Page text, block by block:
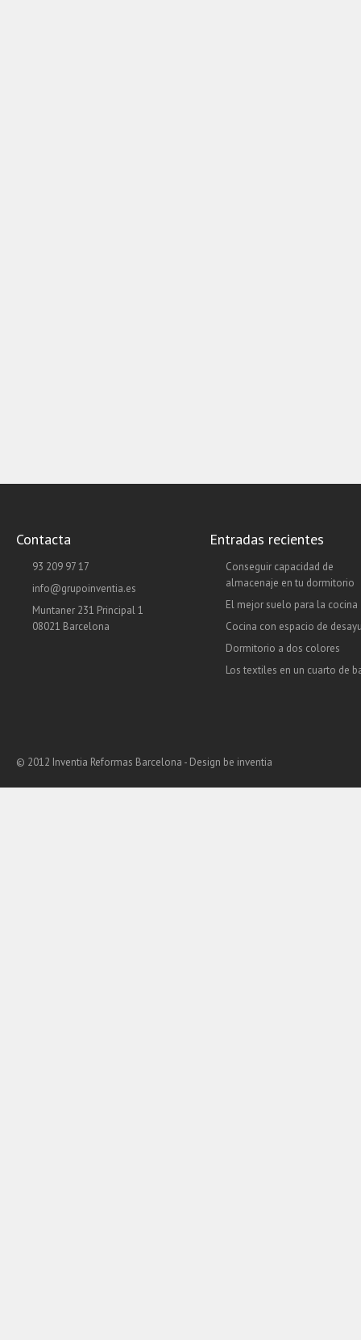
Contacta
93 209 97 17
info@grupoinventia.es
Muntaner 231 Principal 1
08021 Barcelona
Entradas recientes
Conseguir capacidad de
almacenaje en tu dormitorio
El mejor suelo para la cocina
Cocina con espacio de
Dormitorio a dos colores
Los textiles en un cuarto de
© 2012 Inventia Reformas Barcelona - Design be inventia